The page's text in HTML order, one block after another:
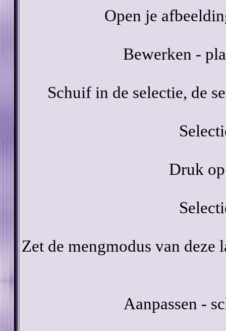
Open je
Bewerken -
Schuif in de selectie, de
Druk
Zet de mengmodus van
Aanpassen -